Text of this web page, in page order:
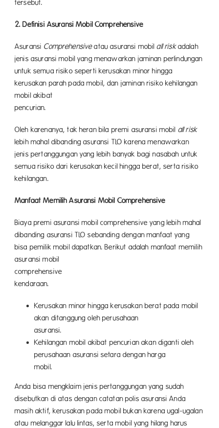
tersebut.
2. Definisi Asuransi Mobil Comprehensive
Asuransi Comprehensiveatau asuransi mobilall riskadalah
jenis asuransi mobil yang menawarkan jaminan perlindungan
untuk semua risiko seperti kerusakan minor hingga
kerusakan parah pada mobil, dan jaminan risiko kehilangan
mobil akibat
pencurian.
Oleh karenanya, tak heran bila premi asuransi mobil all risk
lebih mahal dibanding asuransi TLO karena menawarkan
jenis pertanggungan yang lebih banyak bagi nasabah untuk
semua risiko dari kerusakan kecil hingga berat, serta risiko
kehilangan.
Manfaat Memilih Asuransi Mobil Comprehensive
Biaya premi asuransi mobil comprehensive yang lebih mahal
dibanding asuransi TLO sebanding dengan manfaat yang
bisa pemilik mobil dapatkan. Berikut adalah manfaat memilih
asuransi mobil
comprehensive
kendaraan.
Kerusakan minor hingga kerusakan berat pada mobil
akan ditanggung oleh perusahaan
asuransi.
Kehilangan mobil akibat pencurian akan diganti oleh
perusahaan asuransi setara dengan harga
mobil.
Anda bisa mengklaim jenis pertanggungan yang sudah
disebutkan di atas dengan catatan polis asuransi Anda
masih aktif, kerusakan pada mobil bukan karena ugal-ugalan
atau melanggar lalu lintas, serta mobil yang hilang harus